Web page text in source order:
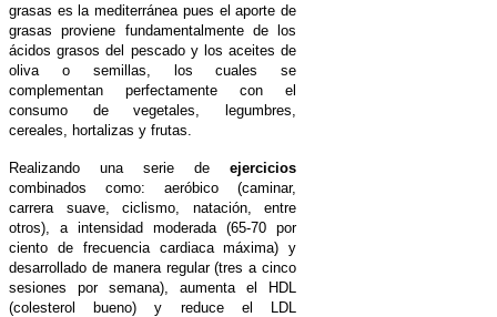
grasas es lamediterránea pues el aporte de
grasas proviene fundamentalmente de los
ácidos grasos del pescado y los aceites de
oliva o semillas, los cuales se
complementan perfectamente con el
consumo de vegetales, legumbres,
cereales, hortalizas y frutas.
Realizando una serie deejercicios
combinados como: aeróbico (caminar,
carrera suave, ciclismo, natación, entre
otros), a intensidad moderada (65-70 por
ciento de frecuencia cardiaca máxima) y
desarrollado de manera regular (tres a cinco
sesiones por semana), aumenta el HDL
(colesterol bueno) y reduce el LDL